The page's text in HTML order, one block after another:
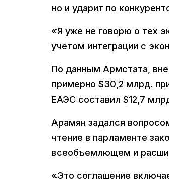
но и ударит по
«Я уже не говорю о тех
учетом интеграции с
По данным Армстата,
примерно $30,2 млрд.
ЕАЭС составил $12,7
Арамян задался
чтение в парламенте
всеобъемлющем и
«Это соглашение